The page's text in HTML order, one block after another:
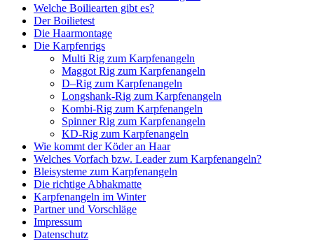
Welche Boiliearten gibt es?
Der Boilietest
Die Haarmontage
Die Karpfenrigs
Multi Rig zum Karpfenangeln
Maggot Rig zum Karpfenangeln
D–Rig zum Karpfenangeln
Longshank-Rig zum Karpfenangeln
Kombi-Rig zum Karpfenangeln
Spinner Rig zum Karpfenangeln
KD-Rig zum Karpfenangeln
Wie kommt der Köder an Haar
Welches Vorfach bzw. Leader zum Karpfenangeln?
Bleisysteme zum Karpfenangeln
Die richtige Abhakmatte
Karpfenangeln im Winter
Partner und Vorschläge
Impressum
Datenschutz